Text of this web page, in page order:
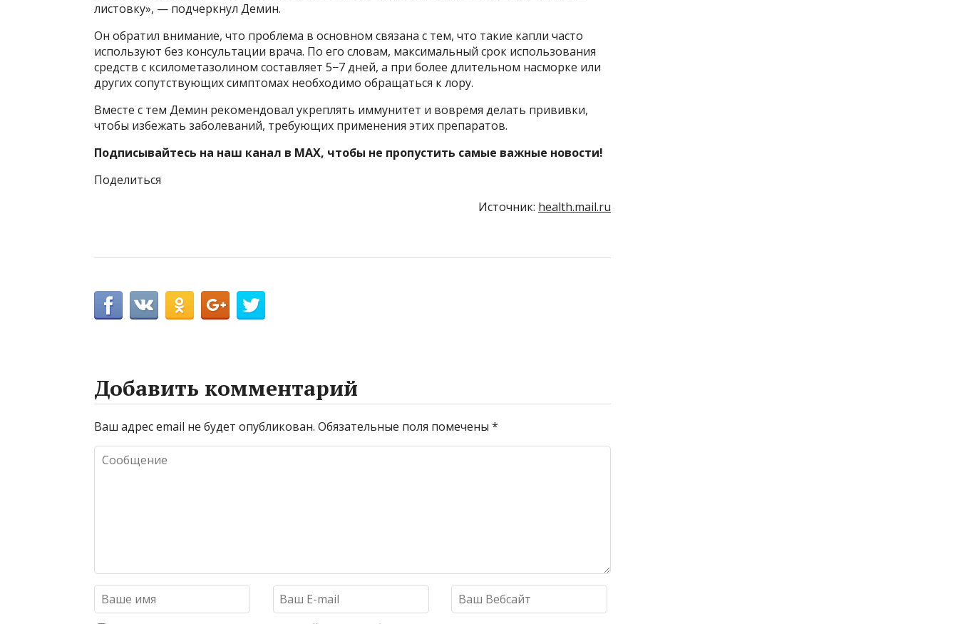
листовку», — подчеркнул Демин.
Он обратил внимание, что проблема в основном связана с тем, что такие капли часто
используют без консультации врача. По его словам, максимальный срок использования
средств с ксилометазолином составляет 5−7 дней, а при более длительном насморке или
других сопутствующих симптомах необходимо обращаться к лору.
Вместе с тем Демин рекомендовал укреплять иммунитет и вовремя делать прививки,
чтобы избежать заболеваний, требующих применения этих препаратов.
Подписывайтесь на наш канал в MAX, чтобы не пропустить самые важные новости!
Поделиться
Источник: health.mail.ru
Добавить комментарий
Ваш адрес email не будет опубликован. Обязательные поля помечены *